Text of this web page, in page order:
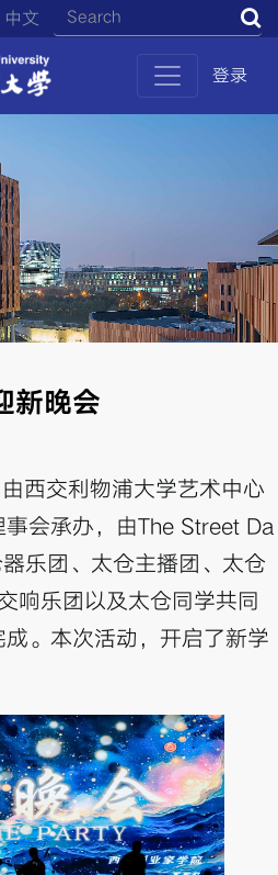
中文
登录
新晚会
西交利物浦大学艺术中心
会承办，由The Street Da
乐团、太仓主播团、太仓
响乐团以及太仓同学共同
。本次活动，开启了新学